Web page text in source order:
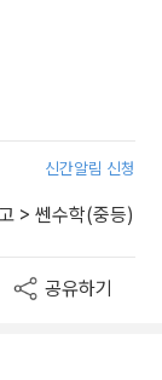
신간알림 신청
> 쎈수학(중등)
공유하기